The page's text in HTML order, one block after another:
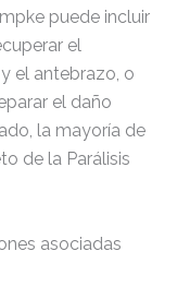
puede incluir
el
el antebrazo, o
el daño
la mayoría de
de la Parálisis
asociadas